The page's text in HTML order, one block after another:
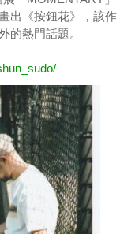
出《按鈕花》，該作
的熱門話題。